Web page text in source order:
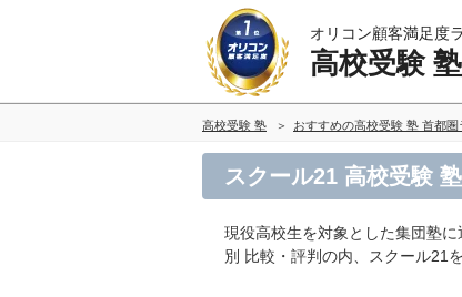
オリコン顧客満足度
高校受験
高校受験 塾 おすすめの高校受験 塾 首都
スクール21 高校受験
現役高校生を対象とした集団塾
別 比較・評判の内、スクール21